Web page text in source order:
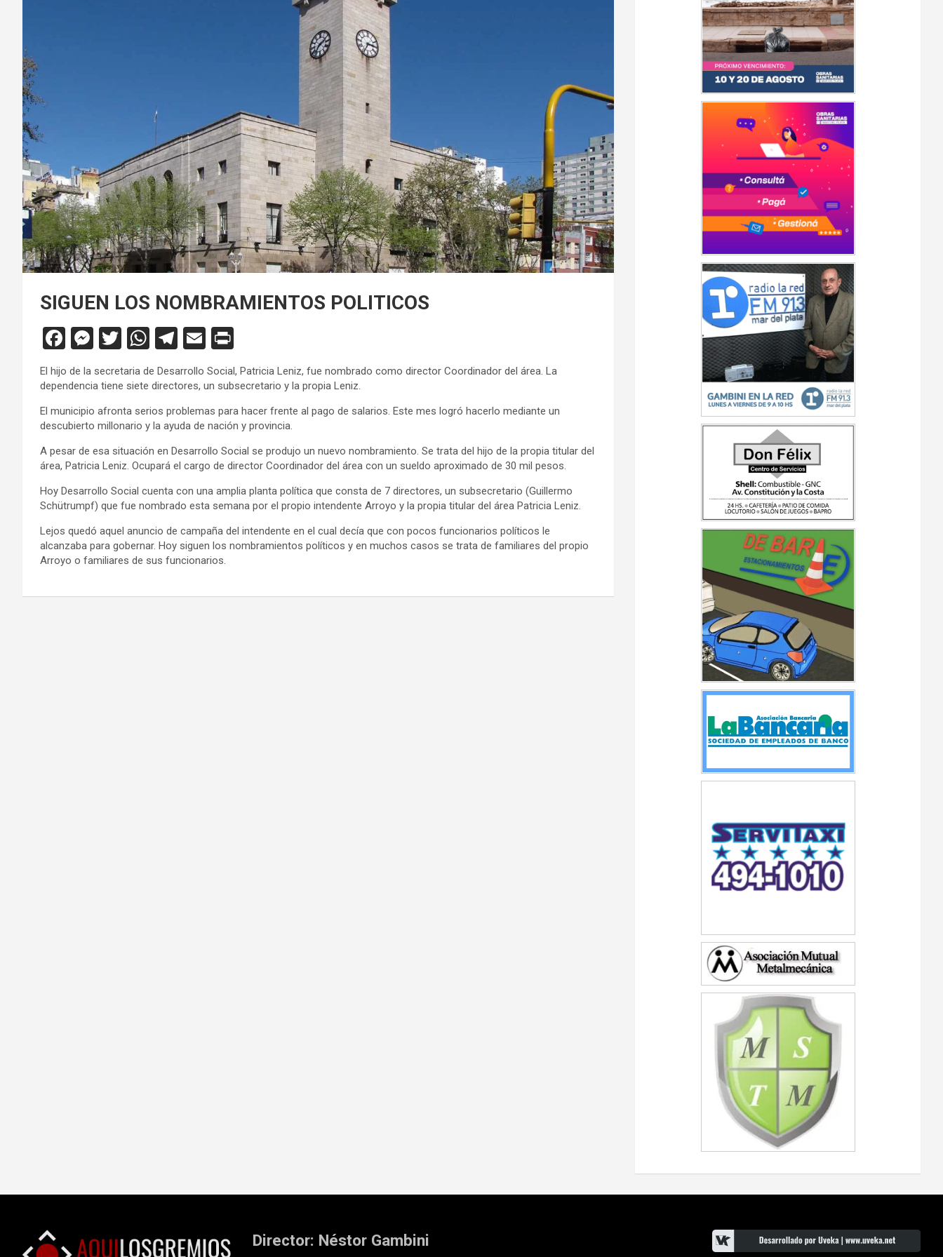
SIGUEN LOS NOMBRAMIENTOS POLITICOS
F
a
ce
b
o
o
k
M
se
n
g
er
T
wi
tt
er
W
h
at
s
A
p
p
T
e
gr
a
m
E
m
ail
in
tF
ri
e
n
dl
y
El hijo de la secretaria de Desarrollo Social, Patricia Leniz, fue nombrado como director Coordinador del área. La
dependencia tiene siete directores, un subsecretario y la propia Leniz.
El municipio afronta serios problemas para hacer frente al pago de salarios. Este mes logró hacerlo mediante un
descubierto millonario y la ayuda de nación y provincia.
A pesar de esa situación en Desarrollo Social se produjo un nuevo nombramiento. Se trata del hijo de la propia titular del
área, Patricia Leniz. Ocupará el cargo de director Coordinador del área con un sueldo aproximado de 30 mil pesos.
Hoy Desarrollo Social cuenta con una amplia planta política que consta de 7 directores, un subsecretario (Guillermo
Schütrumpf) que fue nombrado esta semana por el propio intendente Arroyo y la propia titular del área Patricia Leniz.
Lejos quedó aquel anuncio de campaña del intendente en el cual decía que con pocos funcionarios políticos le
alcanzaba para gobernar. Hoy siguen los nombramientos políticos y en muchos casos se trata de familiares del propio
Arroyo o familiares de sus funcionarios.
Director: Néstor Gambini